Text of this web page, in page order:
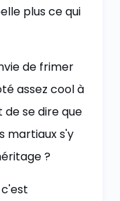
plus ce qui
de frimer
assez cool à
de se dire que
martiaux s'y
?